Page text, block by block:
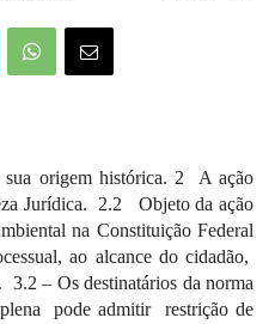
origem histórica. 2
A ação
Jurídica. 2.2
Objeto da ação
na Constituição Federal
ao alcance do cidadão,
3.2 – Os destinatários da norma
pode admitir
restrição de